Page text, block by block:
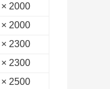
2000 × 4000
2000 × 4500
2300 × 4000
2300 × 5500
2500 × 4000